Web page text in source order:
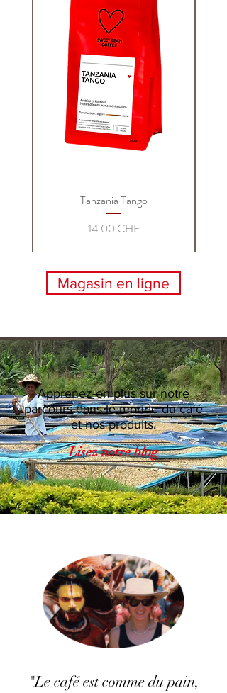
Tanzania Tango
Prix
14.00 CHF
Magasin en ligne
Apprenez-en plus sur notre
parcours dans le monde du café
et nos produits.
Lisez notre blog
"Le café est comme du pain,